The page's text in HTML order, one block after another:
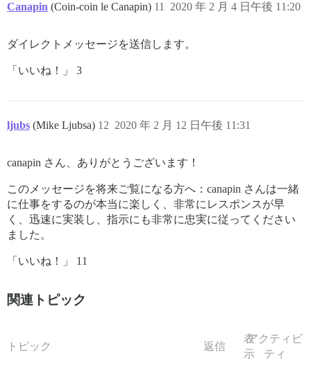
Canapin (Coin-coin le Canapin) 2020 年 2 月 4 日午後 11:20
11
ダイレクトメッセージを送信します。
「いいね！」 3
ljubs (Mike Ljubsa) 2020 年 2 月 12 日午後 11:31
12
canapin さん、ありがとうございます！
このメッセージを将来ご覧になる方へ：canapin さんは一緒
に仕事をするのが本当に楽しく、非常にレスポンスが早
く、迅速に実装し、指示にも非常に忠実に従ってください
ました。
「いいね！」 11
関連トピック
トピック 返信
表
示
アクティビ
ティ